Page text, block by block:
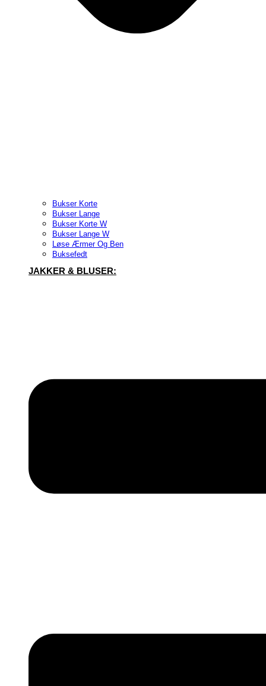
Bukser Korte
Bukser Lange
Bukser Korte W
Bukser Lange W
Løse Ærmer Og Ben
Buksefedt
JAKKER & BLUSER: